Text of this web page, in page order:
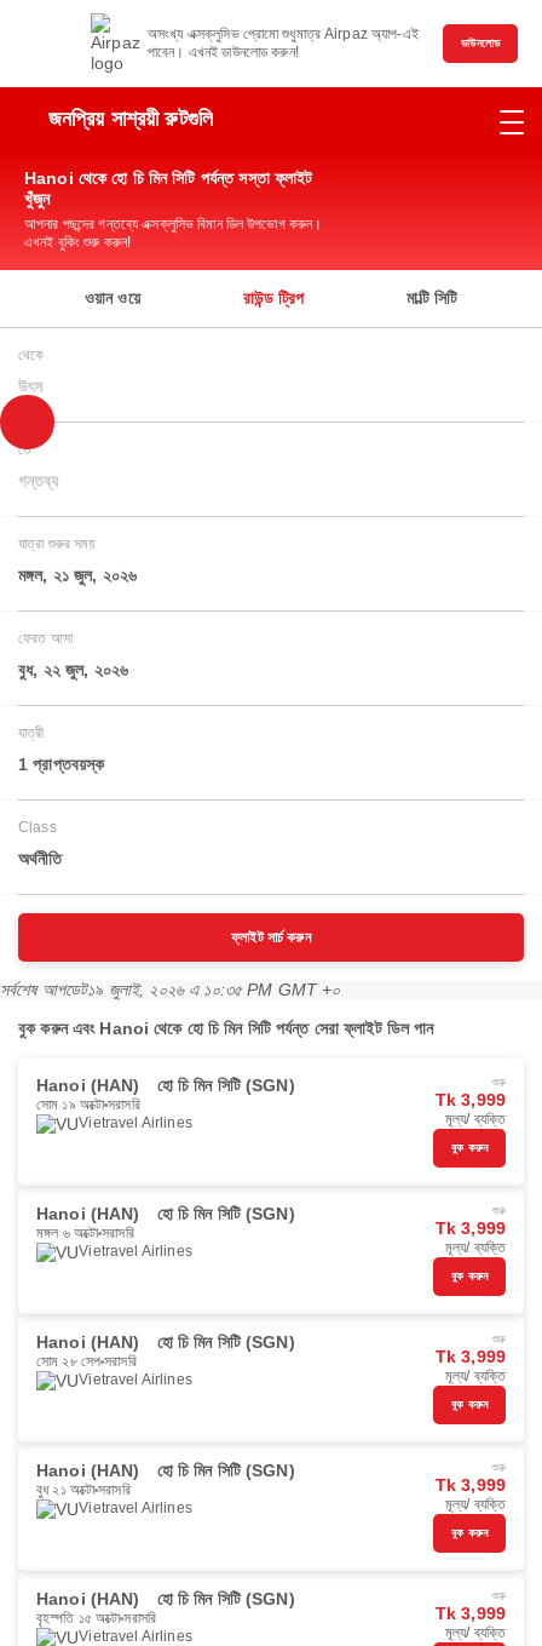
অসংখ্য এক্সক্লুসিভ প্রোমো শুধুমাত্র Airpaz অ্যাপ-এই
পাবেন। এখনই ডাউনলোড করুন!
ডাউনলোড
জনপ্রিয় সাশ্রয়ী রুটগুলি
Hanoi থেকে হো চি মিন সিটি পর্যন্ত সস্তা ফ্লাইট
খুঁজুন
আপনার পছন্দের গন্তব্যে এক্সক্লুসিভ বিমান ডিল উপভোগ করুন।
এখনই বুকিং শুরু করুন!
ওয়ান ওয়ে রাউন্ড ট্রিপ মাল্টি সিটি
থেকে
উৎস
তে
গন্তব্য
যাত্রা শুরুর সময়
মঙ্গল, ২১ জুল, ২০২৬
ফেরত আসা
বুধ, ২২ জুল, ২০২৬
যাত্রী
1 প্রাপ্তবয়স্ক
Class
অর্থনীতি
ফ্লাইট সার্চ করুন
সর্বশেষ আপডেট১৯ জুলাই, ২০২৬ এ ১০:৩৫ PM GMT +০
বুক করুন এবং Hanoi থেকে হো চি মিন সিটি পর্যন্ত সেরা ফ্লাইট ডিল পান
Hanoi (HAN) হো চি মিন সিটি (SGN)
সোম ১৯ অক্টো সরাসরি
Vietravel Airlines
শুরু
Tk 3,999
মূল্য/ ব্যক্তি
বুক করুন
Hanoi (HAN) হো চি মিন সিটি (SGN)
মঙ্গল ৬ অক্টো সরাসরি
Vietravel Airlines
শুরু
Tk 3,999
মূল্য/ ব্যক্তি
বুক করুন
Hanoi (HAN) হো চি মিন সিটি (SGN)
সোম ২৮ সেপ সরাসরি
Vietravel Airlines
শুরু
Tk 3,999
মূল্য/ ব্যক্তি
বুক করুন
Hanoi (HAN) হো চি মিন সিটি (SGN)
বুধ ২১ অক্টো সরাসরি
Vietravel Airlines
শুরু
Tk 3,999
মূল্য/ ব্যক্তি
বুক করুন
Hanoi (HAN) হো চি মিন সিটি (SGN)
বৃহস্পতি ১৫ অক্টো সরাসরি
Vietravel Airlines
শুরু
Tk 3,999
মূল্য/ ব্যক্তি